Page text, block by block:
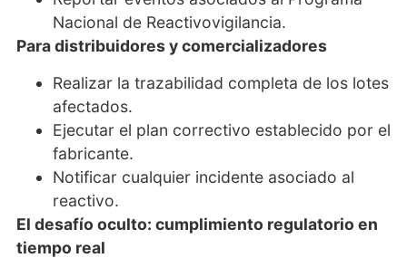
Nacional de Reactivovigilancia.
Para distribuidores y comercializadores
Realizar la trazabilidad completa de los lotes
afectados.
Ejecutar el plan correctivo establecido por el
fabricante.
Notificar cualquier incidente asociado al
reactivo.
El desafío oculto: cumplimiento regulatorio en
tiempo real